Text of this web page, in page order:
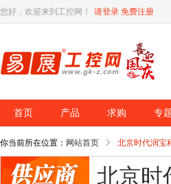
您好，欢迎来到工控网！ 请登录 免费注册
首页 产品 求购 专
你当前所在位置： 网站首页 北京时代润宝
北京时